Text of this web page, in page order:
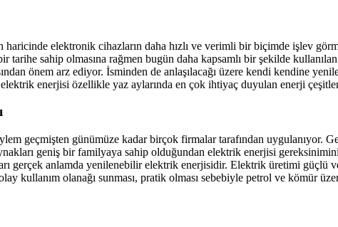
elektronik cihazların daha hızlı ve verimli bir biçimde işlev
sahip olmasına rağmen bugün daha kapsamlı bir şekilde
önem arz ediyor. İsminden de anlaşılacağı üzere kendi kendine
enerjisi özellikle yaz aylarında en çok ihtiyaç duyulan enerji
geçmişten günümüze kadar birçok firmalar tarafından uygulanıyor.
geniş bir familyaya sahip olduğundan elektrik enerjisi
anlamda yenilenebilir elektrik enerjisidir. Elektrik üretimi güçlü ve
kullanım olanağı sunması, pratik olması sebebiyle petrol ve kömür